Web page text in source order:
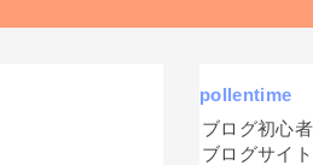
pollentime
ブログ初心
ブログサイ